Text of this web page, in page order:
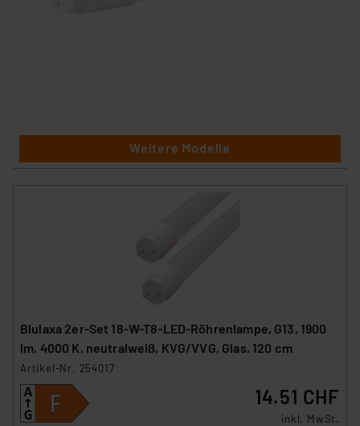
Weitere Modelle
Blulaxa 2er-Set 18-W-T8-LED-Röhrenlampe, G13, 1900
lm, 4000 K, neutralweiß, KVG/VVG, Glas, 120 cm
Artikel-Nr. 254017
14.51 CHF
inkl. MwSt.